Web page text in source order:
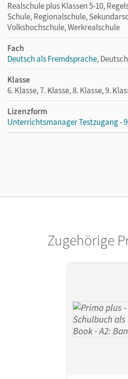
Realschule plus Klassen 5-10,
Schule, Regionalschule,
Volkshochschule, Werkrealschule
Fach
Deutsch als Fremdsprache,
Klasse
6. Klasse, 7. Klasse, 8. Klasse, 9.
Lizenzform
Unterrichtsmanager Testzugang -
Unterrichtsmanager 90 Tage lang
Zugehörige